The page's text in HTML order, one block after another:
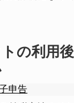
の利用
申告